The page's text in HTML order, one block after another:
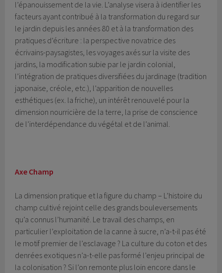
l’épanouissement de la vie. L’analyse visera à identifier les
facteurs ayant contribué à la transformation du regard sur
le jardin depuis les années 80 et à la transformation des
pratiques d’écriture : la perspective novatrice des
écrivains-paysagistes, les voyages axés sur la visite des
jardins, la modification subie par le jardin colonial,
l’intégration de pratiques diversifiées du jardinage (tradition
japonaise, créole, etc.), l’apparition de nouvelles
esthétiques (ex. la friche), un intérêt renouvelé pour la
dimension nourricière de la terre, la prise de conscience
de l’interdépendance du végétal et de l’animal.
Axe Champ
La dimension pratique et la figure du champ – L’histoire du
champ cultivé rejoint celle des grands bouleversements
qu’a connus l’humanité. Le travail des champs, en
particulier l’exploitation de la canne à sucre, n’a-t-il pas été
le motif premier de l’esclavage ? La culture du coton et des
denrées exotiques n’a-t-elle pas formé l’enjeu principal de
la colonisation ? Si l’on remonte plus loin encore dans le